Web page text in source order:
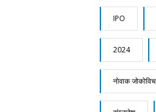
IPO
2024
नोवाक जोकोविच